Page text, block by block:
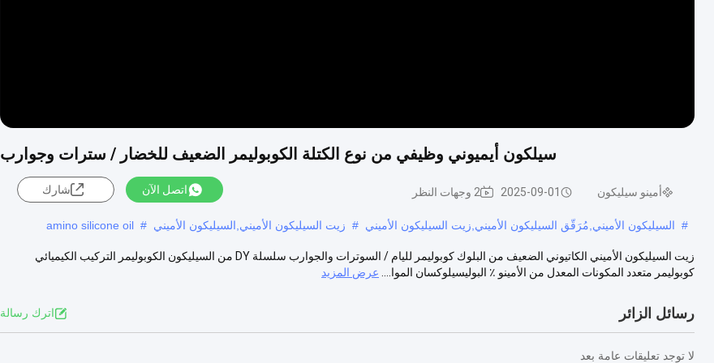
سيلكون أيميوني وظيفي من نوع الكتلة الكوبوليمر الضعيف للخضار / سترات وجوارب
أمينو سيليكون 2025-09-01 2 وجهات النظر اتصل الآن شارك
# السيليكون الأميني,مُرَقّق السيليكون الأميني,زيت السيليكون الأميني # زيت السيليكون الأميني,السيليكون الأميني #
amino silicone oil
زيت السيليكون الأميني الكاتيوني الضعيف من البلوك كوبوليمر لليام / السوترات والجوارب سلسلة DY من السيليكون الكوبوليمر التركيب الكيميائي
كوبوليمر متعدد المكونات المعدل من الأمينو ٪ البوليسيلوكسان الموا....
عرض المزيد
رسائل الزائر اترك رسالة
لا توجد تعليقات عامة بعد